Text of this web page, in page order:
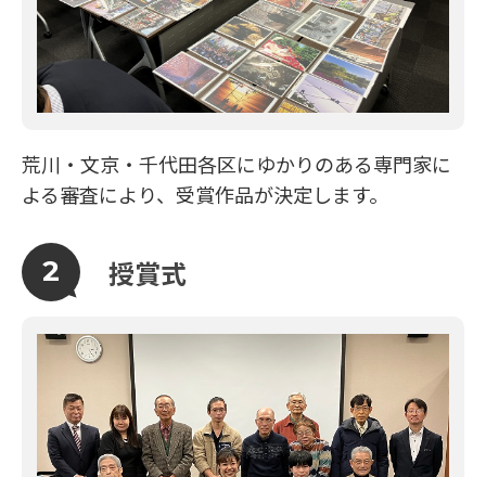
荒川・文京・千代田各区にゆかりのある専門家に
よる審査により、受賞作品が決定します。
授賞式